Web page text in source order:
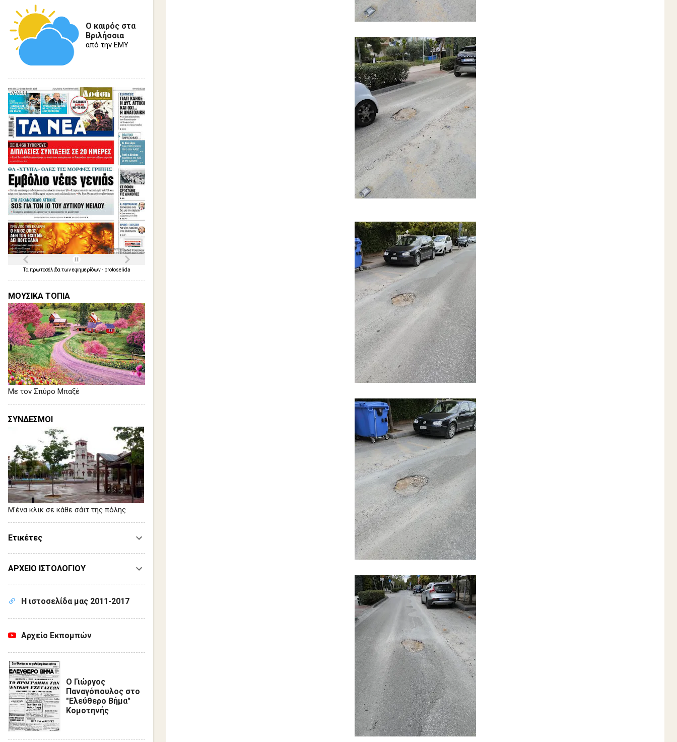
Ο καιρός στα
Βριλήσσια
από την ΕΜΥ
Τα πρωτοσέλιδα τωνεφημερίδων- protoselida
ΜΟΥΣΙΚΑ ΤΟΠΙΑ
Με τον Σπύρο Μπαξέ
ΣΥΝΔΕΣΜΟΙ
Μ'ένα κλικ σε κάθε σάϊτ της πόλης
Ετικέτες
ΑΡΧΕΙΟ ΙΣΤΟΛΟΓΙΟΥ
Η ιστοσελίδα μας 2011-2017
Αρχείο Εκπομπών
Ο Γιώργος
Παναγόπουλος στο
"Ελεύθερο Βήμα"
Κομοτηνής